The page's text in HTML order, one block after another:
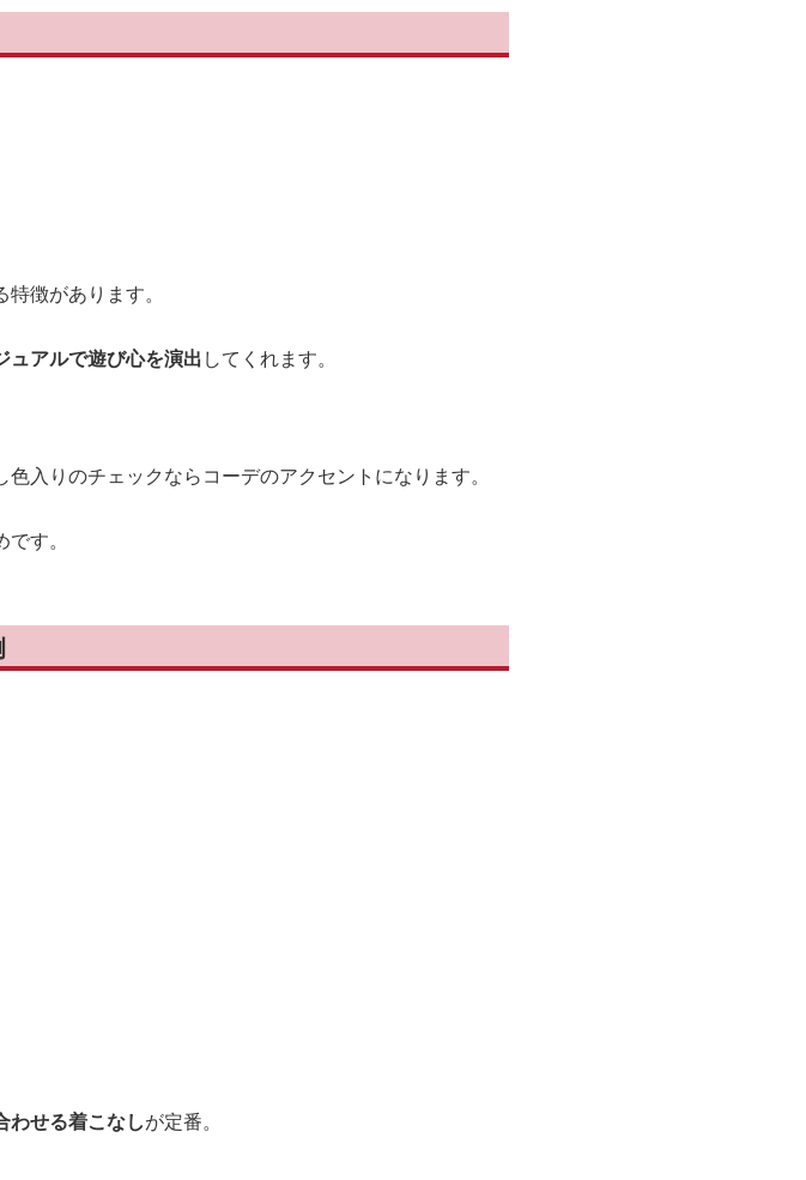
徴があります。
ュアルで遊び心を演出してくれます。
入りのチェックならコーデのアクセントになります。
す。
わせる着こなしが定番。